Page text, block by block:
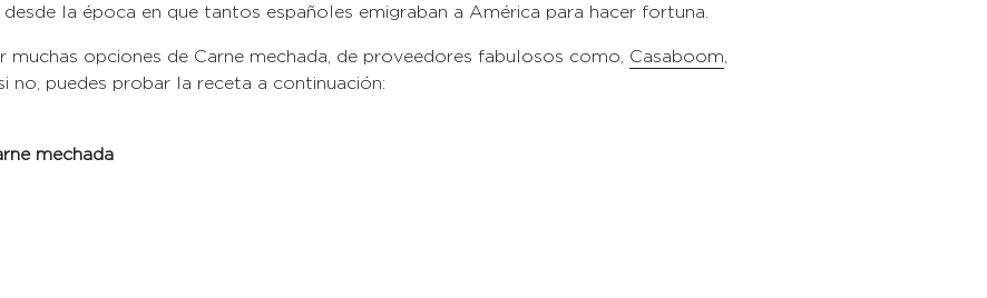
la época en que tantos españoles emigraban a América para hacer fortuna.
muchas opciones de Carne mechada, de proveedores fabulosos como, Casaboom,
no, puedes probar la receta a continuación:
mechada